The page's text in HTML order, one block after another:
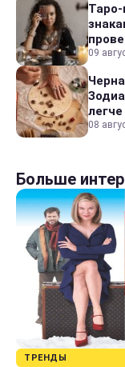
Таро-
09
легче
08
Больше
ТРЕНДЫ